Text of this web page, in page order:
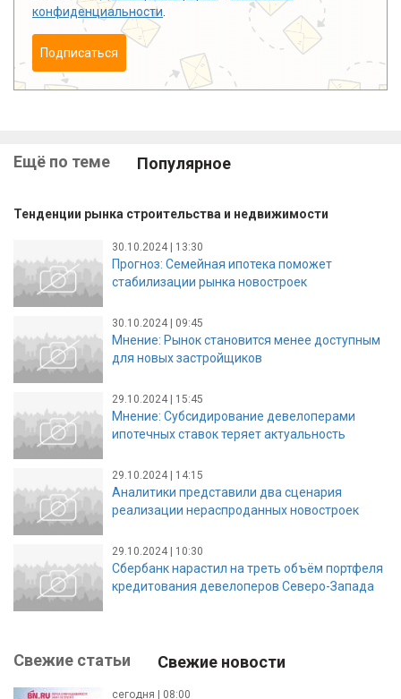
конфиденциальности
Подписаться
Ещё по теме Популярное
Тенденции рынка строительства и недвижимости
30.10.2024 | 13:30
Прогноз: Семейная ипотека поможет
стабилизации рынка новостроек
30.10.2024 | 09:45
Мнение: Рынок становится менее доступным
для новых застройщиков
29.10.2024 | 15:45
Мнение: Субсидирование девелоперами
ипотечных ставок теряет актуальность
29.10.2024 | 14:15
Аналитики представили два сценария
реализации нераспроданных новостроек
29.10.2024 | 10:30
Сбербанк нарастил на треть объём портфеля
кредитования девелоперов Северо-Запада
Свежие статьи Свежие новости
сегодня | 08:00